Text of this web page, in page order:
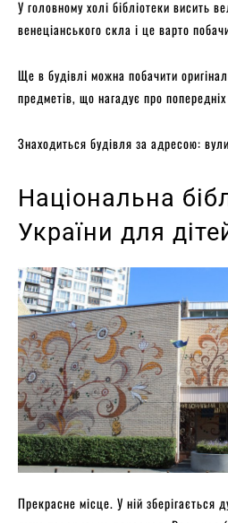
У головному холі бібліотеки висить
венеціанського скла і це варто
Ще в будівлі можна побачити
предметів, що нагадує про
Знаходиться будівля за адресою:
Національна
України для
Прекрасне місце. У ній зберігається